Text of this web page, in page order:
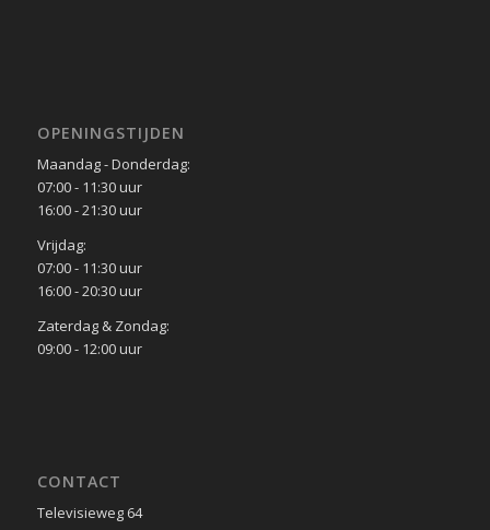
OPENINGSTIJDEN
Maandag - Donderdag:
07:00 - 11:30 uur
16:00 - 21:30 uur
Vrijdag:
07:00 - 11:30 uur
16:00 - 20:30 uur
Zaterdag & Zondag:
09:00 - 12:00 uur
CONTACT
Televisieweg 64